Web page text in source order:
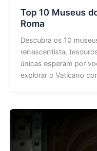
Top 10 Museus
Roma
Descubra os 10
renascentista,
únicas esperam por
explorar o Vaticano